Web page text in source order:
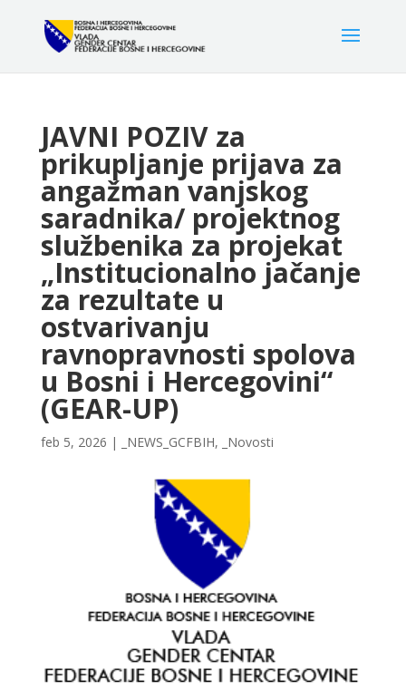
JAVNI POZIV za
prikupljanje prijava za
angažman vanjskog
saradnika/ projektnog
službenika za projekat
„Institucionalno jačanje
za rezultate u
ostvarivanju
ravnopravnosti spolova
u Bosni i Hercegovini“
(GEAR-UP)
feb 5, 2026 | _NEWS_GCFBIH, _Novosti